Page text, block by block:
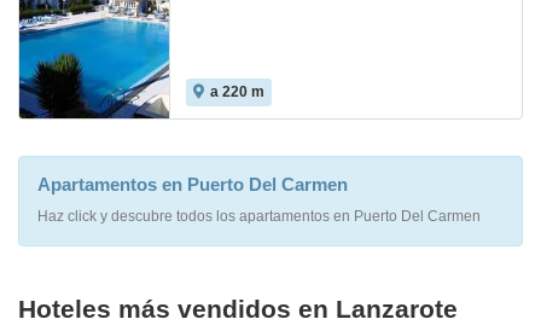
a 220 m
Apartamentos en Puerto Del Carmen
Haz click y descubre todos los apartamentos en Puerto Del Carmen
Hoteles más vendidos en Lanzarote